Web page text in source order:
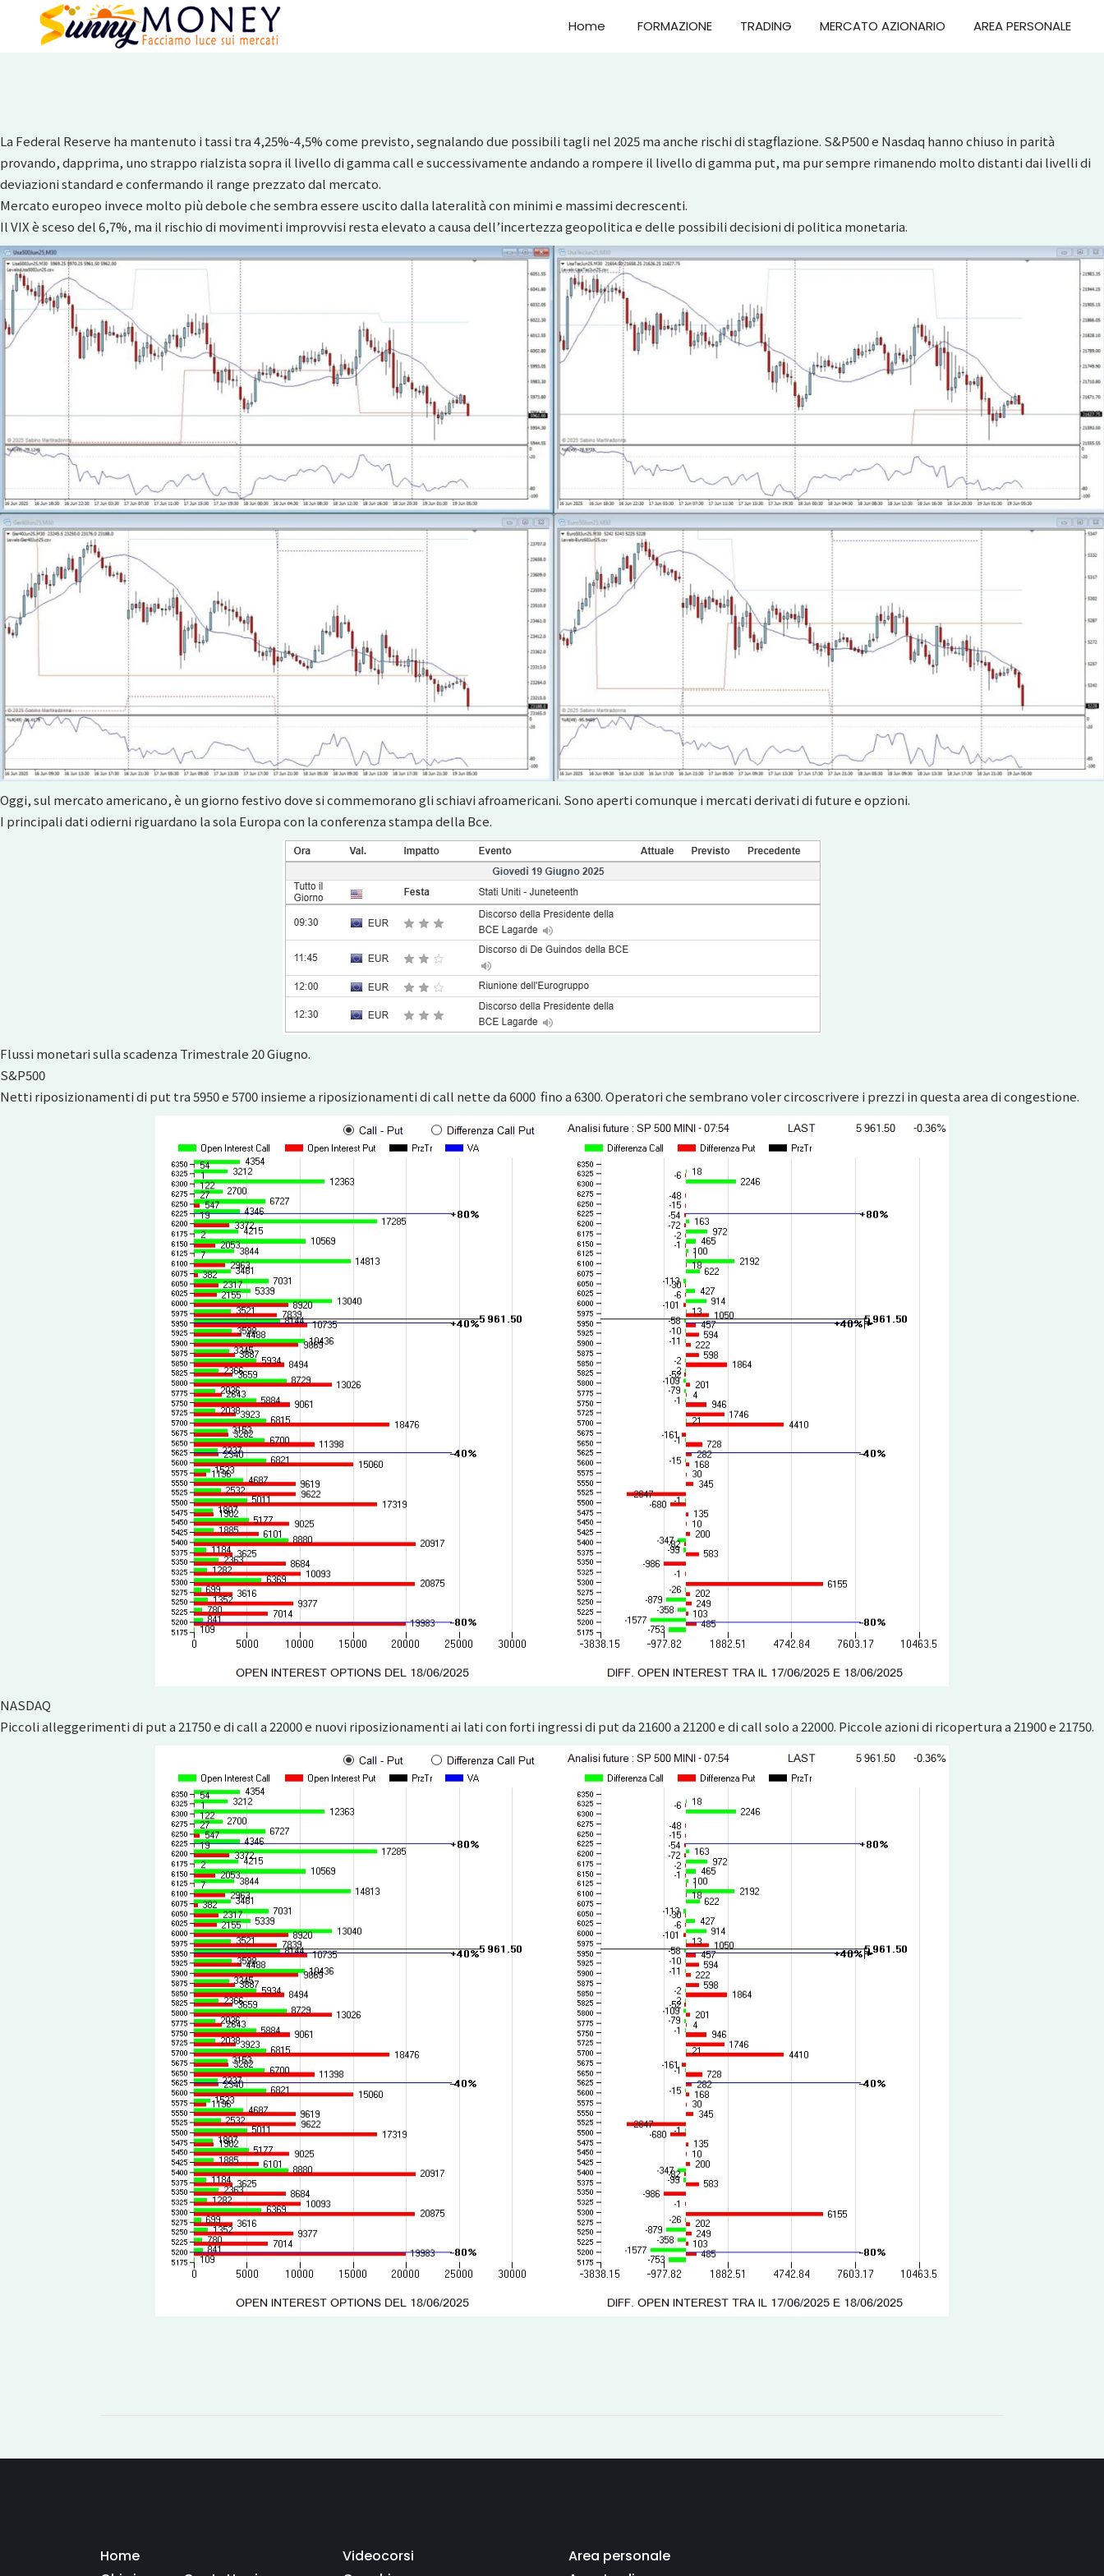
Home FORMAZIONE TRADING MERCATO AZIONARIO AREA PERSONALE
La Federal Reserve ha mantenuto i tassi tra 4,25%-4,5% come previsto, segnalando due possibili tagli nel 2025 ma anche rischi di stagflazione. S&P500 e Nasdaq hanno chiuso in parità
provando, dapprima, uno strappo rialzista sopra il livello di gamma call e successivamente andando a rompere il livello di gamma put, ma pur sempre rimanendo molto distanti dai livelli di
deviazioni standard e confermando il range prezzato dal mercato.
Mercato europeo invece molto più debole che sembra essere uscito dalla lateralità con minimi e massimi decrescenti.
Il VIX è sceso del 6,7%, ma il rischio di movimenti improvvisi resta elevato a causa dell’incertezza geopolitica e delle possibili decisioni di politica monetaria.
Oggi, sul mercato americano, è un giorno festivo dove si commemorano gli schiavi afroamericani. Sono aperti comunque i mercati derivati di future e opzioni.
I principali dati odierni riguardano la sola Europa con la conferenza stampa della Bce.
Flussi monetari sulla scadenza Trimestrale 20 Giugno.
S&P500
Netti riposizionamenti di put tra 5950 e 5700 insieme a riposizionamenti di call nette da 6000 fino a 6300. Operatori che sembrano voler circoscrivere i prezzi in questa area di congestione.
NASDAQ
Piccoli alleggerimenti di put a 21750 e di call a 22000 e nuovi riposizionamenti ai lati con forti ingressi di put da 21600 a 21200 e di call solo a 22000. Piccole azioni di ricopertura a 21900 e 21750.
Home
Videocorsi
Area personale